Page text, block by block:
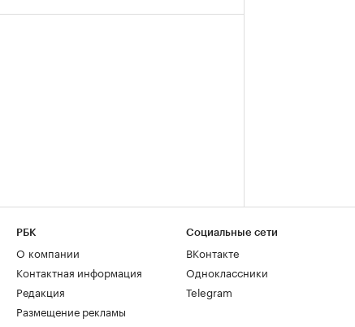
РБК
О компании
Контактная информация
Редакция
Размещение рекламы
Социальные сети
ВКонтакте
Одноклассники
Telegram